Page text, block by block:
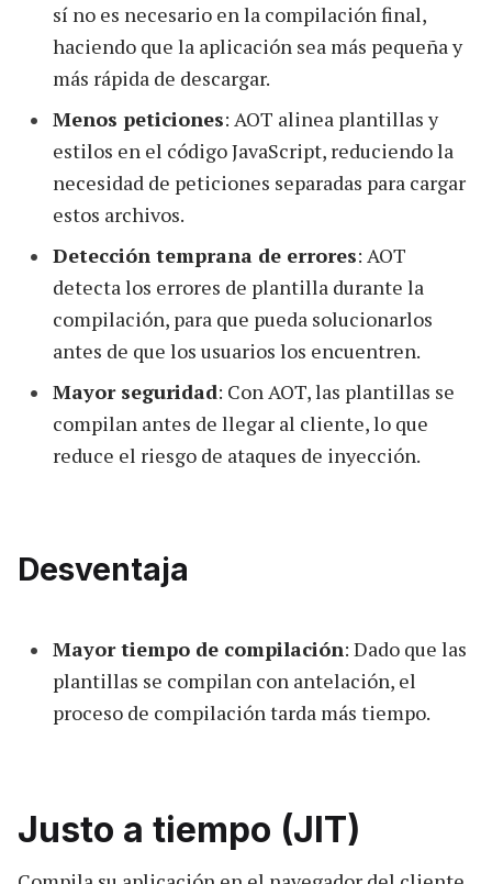
sí no es necesario en la compilación final,
haciendo que la aplicación sea más pequeña y
más rápida de descargar.
Menos peticiones: AOT alinea plantillas y
estilos en el código JavaScript, reduciendo la
necesidad de peticiones separadas para cargar
estos archivos.
Detección temprana de errores: AOT
detecta los errores de plantilla durante la
compilación, para que pueda solucionarlos
antes de que los usuarios los encuentren.
Mayor seguridad: Con AOT, las plantillas se
compilan antes de llegar al cliente, lo que
reduce el riesgo de ataques de inyección.
Desventaja
Mayor tiempo de compilación: Dado que las
plantillas se compilan con antelación, el
proceso de compilación tarda más tiempo.
Justo a tiempo (JIT)